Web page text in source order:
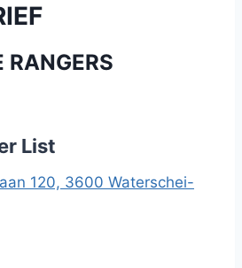
RANGERS
List
120, 3600 Waterschei-